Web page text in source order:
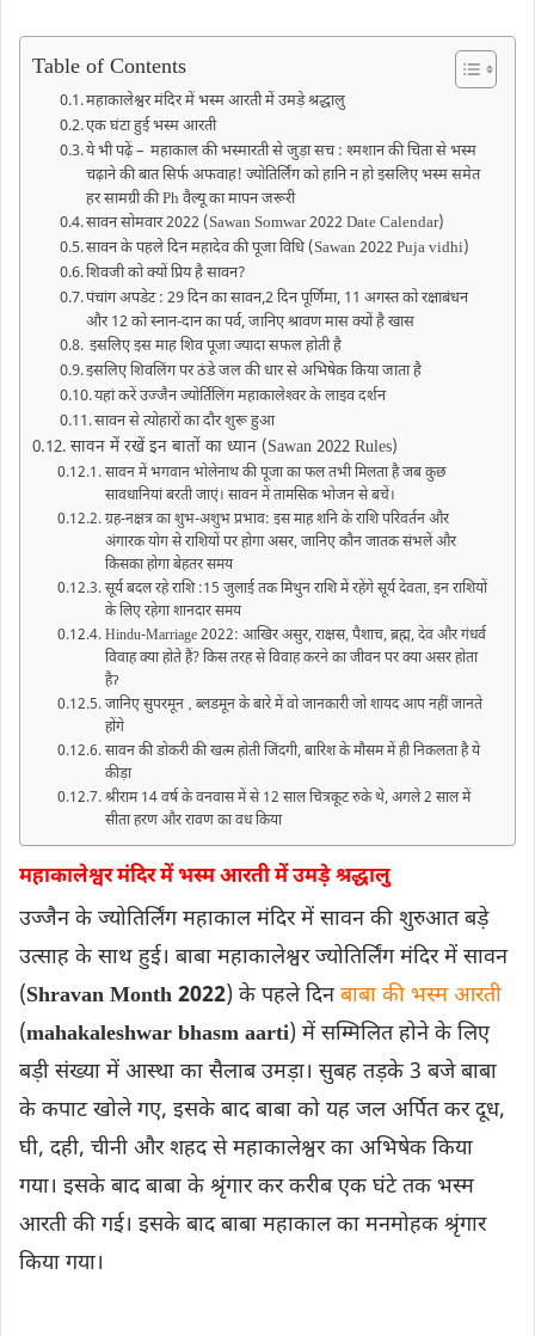
Table of Contents
महाकालेश्वर मंदिर में भस्म आरती में उमड़े श्रद्धालु
एक घंटा हुई भस्म आरती
ये भी पढ़ें – महाकाल की भस्मारती से जुड़ा सच : श्मशान की चिता से भस्म
चढ़ाने की बात सिर्फ अफवाह! ज्योतिर्लिंग को हानि न हो इसलिए भस्म समेत
हर सामग्री की Ph वैल्यू का मापन जरूरी
सावन सोमवार 2022 (Sawan Somwar 2022 Date Calendar)
सावन के पहले दिन महादेव की पूजा विधि (Sawan 2022 Puja vidhi)
शिवजी को क्यों प्रिय है सावन?
पंचांग अपडेट : 29 दिन का सावन,2 दिन पूर्णिमा, 11 अगस्त को रक्षाबंधन
और 12 को स्नान-दान का पर्व, जानिए श्रावण मास क्यों है खास
इसलिए इस माह शिव पूजा ज्यादा सफल होती है
इसलिए शिवलिंग पर ठंडे जल की धार से अभिषेक किया जाता है
यहां करें उज्‍जैन ज्‍योर्तिलिंग महाकालेश्‍वर के लाइव दर्शन
सावन से त्योहारों का दौर शुरू हुआ
सावन में रखें इन बातों का ध्यान (Sawan 2022 Rules)
सावन में भगवान भोलेनाथ की पूजा का फल तभी मिलता है जब कुछ
सावधानियां बरती जाएं। सावन में तामसिक भोजन से बचें।
ग्रह-नक्षत्र का शुभ-अशुभ प्रभाव: इस माह शनि के राशि परिवर्तन और
अंगारक योग से राशियों पर होगा असर, जानिए कौन जातक संभलें और
किसका होगा बेहतर समय
सूर्य बदल रहे राशि :15 जुलाई तक मिथुन राशि में रहेंगे सूर्य देवता, इन राशियों
के लिए रहेगा शानदार समय
Hindu-Marriage 2022: आखिर असुर, राक्षस, पैशाच, ब्रह्म, देव और गंधर्व
विवाह क्या होते हैं? किस तरह से विवाह करने का जीवन पर क्या असर होता
हैॽ
जानिए सुपरमून ‚ ब्लडमून के बारे में वो जानकारी जो शायद आप नहीं जानते
होंगे
सावन की डोकरी की खत्म होती जिंदगी, बारिश के मौसम में ही निकलता है ये
कीड़ा
श्रीराम 14 वर्ष के वनवास में से 12 साल चित्रकूट रुके थे, अगले 2 साल में
सीता हरण और रावण का वध किया
महाकालेश्वर मंदिर में भस्म आरती में उमड़े श्रद्धालु
उज्जैन के ज्योतिर्लिंग महाकाल मंदिर में सावन की शुरुआत बड़े
उत्साह के साथ हुई। बाबा महाकालेश्वर ज्योतिर्लिंग मंदिर में सावन
(Shravan Month 2022) के पहले दिनबाबा की भस्म आरती
(mahakaleshwar bhasm aarti) में सम्मिलित होने के लिए
बड़ी संख्या में आस्था का सैलाब उमड़ा। सुबह तड़के 3 बजे बाबा
के कपाट खोले गए, इसके बाद बाबा को यह जल अर्पित कर दूध,
घी, दही, चीनी और शहद से महाकालेश्वर का अभिषेक किया
गया। इसके बाद बाबा के श्रृंगार कर करीब एक घंटे तक भस्म
आरती की गई। इसके बाद बाबा महाकाल का मनमोहक श्रृंगार
किया गया।